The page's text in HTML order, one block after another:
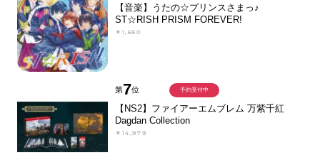
【音楽】うたの☆プリンスさまっ♪
ST☆RISH PRISM FOREVER!
￥1,650
第7位
【NS2】ファイアーエムブレム 万紫千紅
Dagdan Collection
￥14,979
予約受付中